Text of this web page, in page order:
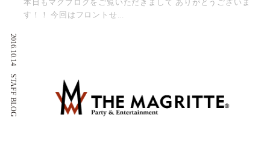
本日もマグブログをご覧いただきまして ありがとうございま
す！！ 今回はフロントせ...
2016.10.14
STAFF BLOG